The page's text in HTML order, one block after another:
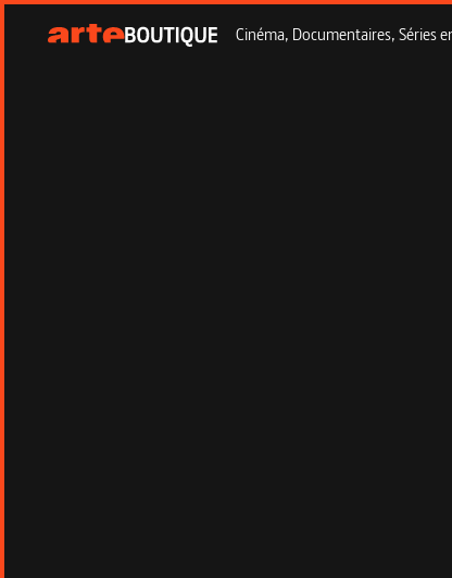
Cinéma, Documentaires, Séries